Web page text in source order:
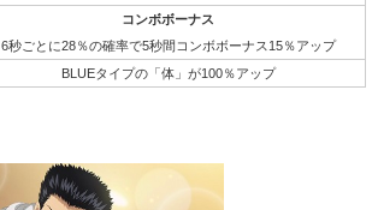
コンボボーナス
6秒ごとに28％の確率で5秒間コンボボーナス15％アップ
BLUEタイプの「体」が100％アップ